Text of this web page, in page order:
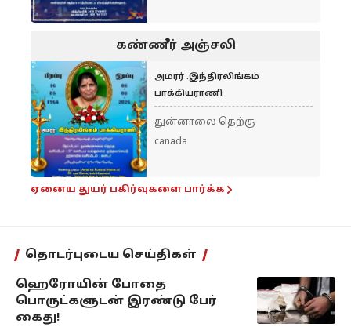
கண்ணீர் அஞ்சலி
அமரர் .இந்திரலிங்கம்
பாக்கியராணி
துன்னாலை தெற்கு
canada
ஏனைய துயர் பகிர்வுகளை பார்க்க
தொடர்புடைய செய்திகள்
ஹெரோயின் போதை
பொருட்களுடன் இரண்டு பேர்
கைது!